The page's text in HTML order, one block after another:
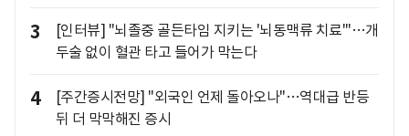
3
[인터뷰] "뇌졸중 골든타임 지키는 '뇌동맥류 치료'"…개
두술 없이 혈관 타고 들어가 막는다
4
[주간증시전망] "외국인 언제 돌아오나"…역대급 반등
뒤 더 막막해진 증시